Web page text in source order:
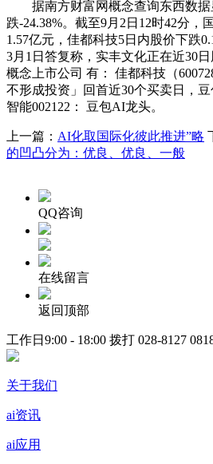
据南方财富网概念查询东西数据
跌-24.38%。截至9月2日12时42分，
1.57亿元，佳都科技5日内股价下跌
3月1日答复称，实丰文化正在近30
概念上市公司 有： 佳都科技（
不形成投资」回首近30个买卖日，
智能002122： 豆包AI龙头。
上一篇： AI化取国际化彼此推进”略
的凹凸分为：优良、优良、一般
QQ咨询
在线留言
返回顶部
工作日9:00 - 18:00 拨打 028-8127
关于我们
ai资讯
ai应用